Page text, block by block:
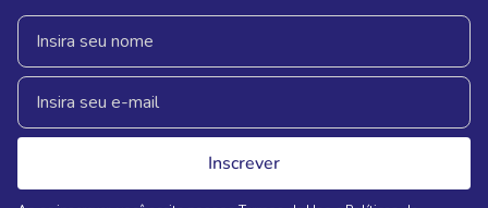
Inscrever